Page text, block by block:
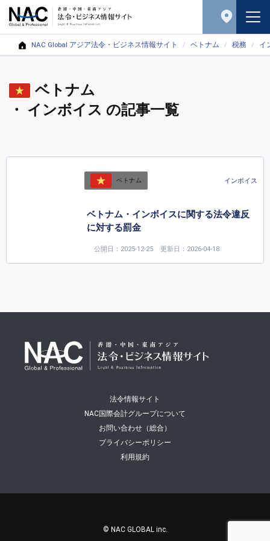
NAC Global アジア法令・ビジネス情報サイト ベトナム 税務 イ
ベトナム
・ インボイス の記事一覧
ベトナム インボイス
ベトナム・インボイスに関する法令違反
に対する罰金
公開日：2025-12-25 更新日：2026-04-18
法令情報サイト
NAC国際会計グループについて
お問い合わせ（総合）
プライバシーポリシー
利用規約
© NAC GLOBAL inc.